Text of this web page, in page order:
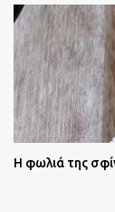
Η φωλιά της